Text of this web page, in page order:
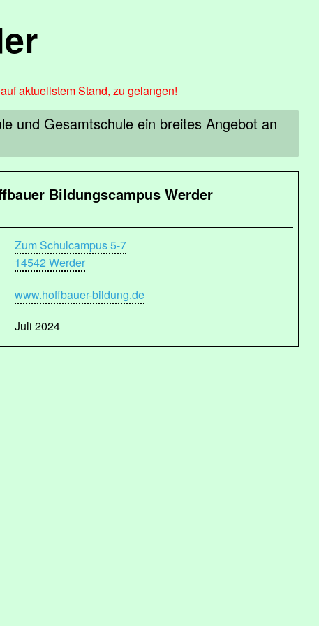
aktuellstem Stand, zu gelangen!
und Gesamtschule ein breites Angebot an
Bildungscampus Werder
Zum Schulcampus 5-7
14542 Werder
www.hoffbauer-bildung.de
Juli 2024